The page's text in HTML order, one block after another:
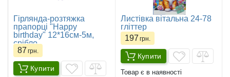
Гірлянда-розтяжка
прапорці "Happy
birthday" 12*16см-5м,
срібло
87 грн.
Купити
Листівка вітальна 24-78
гліттер
197 грн.
Купити
Товар є в наявності